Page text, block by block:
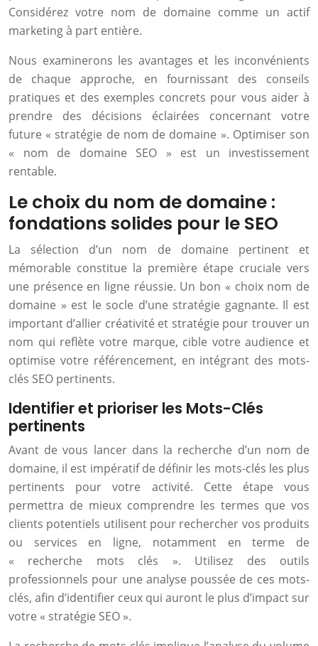
Considérez votre nom de domaine comme un actif
marketing à part entière.
Nous examinerons les avantages et les inconvénients
de chaque approche, en fournissant des conseils
pratiques et des exemples concrets pour vous aider à
prendre des décisions éclairées concernant votre
future « stratégie de nom de domaine ». Optimiser son
« nom de domaine SEO » est un investissement
rentable.
Le choix du nom de domaine :
fondations solides pour le SEO
La sélection d’un nom de domaine pertinent et
mémorable constitue la première étape cruciale vers
une présence en ligne réussie. Un bon « choix nom de
domaine » est le socle d’une stratégie gagnante. Il est
important d’allier créativité et stratégie pour trouver un
nom qui reflète votre marque, cible votre audience et
optimise votre référencement, en intégrant des mots-
clés SEO pertinents.
Identifier et prioriser les Mots-Clés
pertinents
Avant de vous lancer dans la recherche d’un nom de
domaine, il est impératif de définir les mots-clés les plus
pertinents pour votre activité. Cette étape vous
permettra de mieux comprendre les termes que vos
clients potentiels utilisent pour rechercher vos produits
ou services en ligne, notamment en terme de
« recherche mots clés ». Utilisez des outils
professionnels pour une analyse poussée de ces mots-
clés, afin d’identifier ceux qui auront le plus d’impact sur
votre « stratégie SEO ».